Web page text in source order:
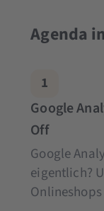
Agenda
1
Google
Off
Google
eigentlich?